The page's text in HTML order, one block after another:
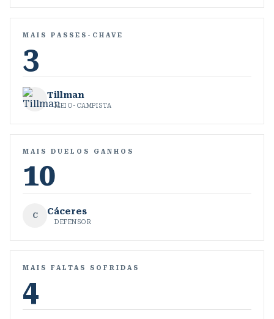
MAIS PASSES-CHAVE
3
Tillman
MEIO-CAMPISTA
MAIS DUELOS GANHOS
10
C Cáceres
DEFENSOR
MAIS FALTAS SOFRIDAS
4